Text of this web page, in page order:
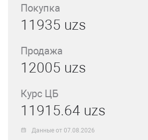
Покупка
11935 uzs
Продажа
12005 uzs
Курс ЦБ
11915.64 uzs
Данные от 07.08.2026